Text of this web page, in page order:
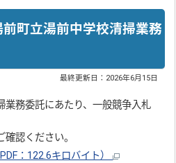
前町立湯前中学校清掃業務
最終更新日： 2026年6月15日
務委託にあたり、一般競争入札
認ください。
：122.6キロバイト）